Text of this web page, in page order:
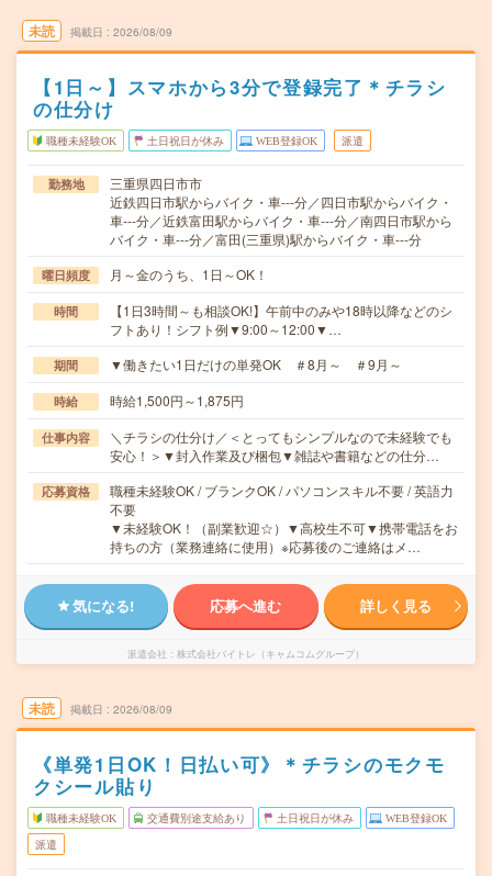
未読 掲載日 2026/08/09
【1日～】スマホから3分で登録完了＊チラシ
の仕分け
職種未経験OK 土日祝日が休み WEB登録OK 派遣
勤務地
三重県四日市市
近鉄四日市駅からバイク・車---分／四日市駅からバイク・
車---分／近鉄富田駅からバイク・車---分／南四日市駅から
バイク・車---分／富田(三重県)駅からバイク・車---分
曜日頻度 月～金のうち、1日～OK！
時間
【1日3時間～も相談OK!】午前中のみや18時以降などのシ
フトあり！シフト例▼9:00～12:00▼…
期間 ▼働きたい1日だけの単発OK ＃8月～ ＃9月～
時給 時給1,500円～1,875円
仕事内容
＼チラシの仕分け／＜とってもシンプルなので未経験でも
安心！＞▼封入作業及び梱包▼雑誌や書籍などの仕分…
応募資格
職種未経験OK / ブランクOK / パソコンスキル不要 / 英語力
不要
▼未経験OK！（副業歓迎☆）▼高校生不可▼携帯電話をお
持ちの方（業務連絡に使用）※応募後のご連絡はメ…
気になる! 応募へ進む 詳しく見る
派遣会社 株式会社バイトレ（キャムコムグループ）
未読 掲載日 2026/08/09
《単発1日OK！日払い可》＊チラシのモクモ
クシール貼り
職種未経験OK 交通費別途支給あり 土日祝日が休み WEB登録OK
派遣